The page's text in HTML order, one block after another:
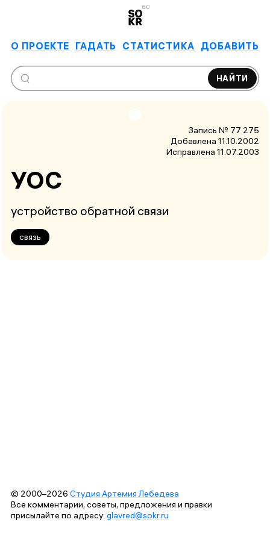
6.0
О ПРОЕКТЕ ГАДАТЬ СТАТИСТИКА ДОБАВИТЬ
НАЙТИ
Запись № 77 275
Добавлена 11.10.2002
Исправлена 11.07.2003
УОС
устройство обратной связи
связь
© 2000–2026 Студия Артемия Лебедева
Все комментарии, советы, предложения и правки
присылайте по адресу: glavred@sokr.ru